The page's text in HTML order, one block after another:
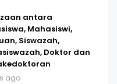
antara
Mahasiswi,
Siswazah,
Doktor dan
ago